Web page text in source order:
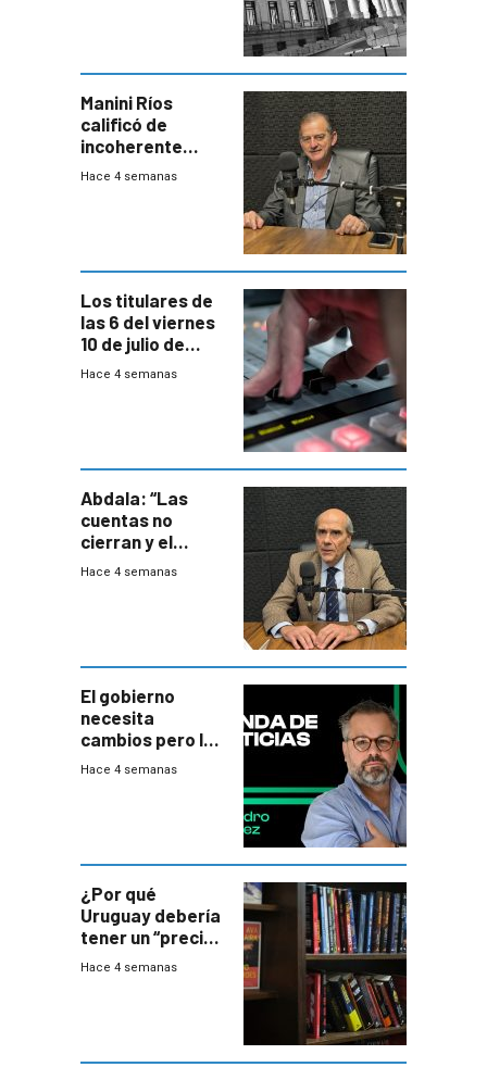
Manini Ríos
calificó de
incoherente
decisión de
Hace 4 semanas
Los titulares de
las 6 del viernes
10 de julio de
2026
Hace 4 semanas
Abdala: “Las
cuentas no
cierran y el
balance del
Hace 4 semanas
El gobierno
necesita
cambios pero los
ministros tienen
Hace 4 semanas
¿Por qué
Uruguay debería
tener un “precio
único” en los
Hace 4 semanas